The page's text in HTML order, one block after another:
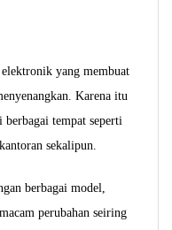
yang membuat
Karena itu
tempat seperti
sekalipun.
berbagai model,
perubahan seiring